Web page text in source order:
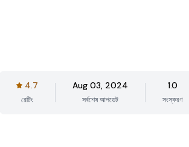
4.7
রেটিং
Aug 03, 2024
সর্বশেষ আপডেট
1.0
সংস্করণ